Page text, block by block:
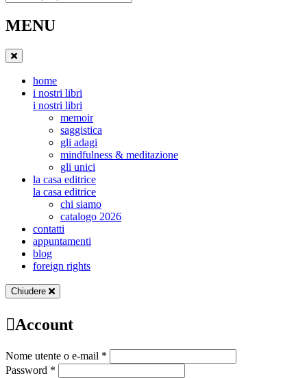
MENU
home
i nostri libri
i nostri libri
memoir
saggistica
gli adagi
mindfulness & meditazione
gli unici
la casa editrice
la casa editrice
chi siamo
catalogo 2026
contatti
appuntamenti
blog
foreign rights
Chiudere
Account
Nome utente o e-mail *
Password *